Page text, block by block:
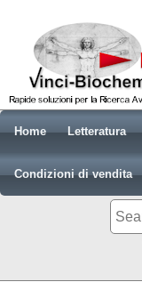
Home Letteratura
Condizioni di vendita